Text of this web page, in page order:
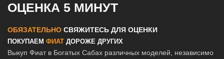
ОЦЕНКА 5 МИНУТ
ОБЯЗАТЕЛЬНО СВЯЖИТЕСЬ ДЛЯ ОЦЕНКИ
ПОКУПАЕМ ФИАТ ДОРОЖЕ ДРУГИХ
Выкуп Фиат в Богатых Сабах различных моделей, независимо